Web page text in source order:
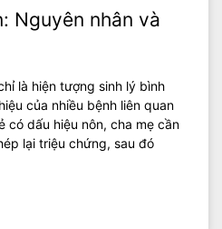
Nguyên nhân và
là hiện tượng sinh lý bình
của nhiều bệnh liên quan
có dấu hiệu nôn, cha mẹ cần
lại triệu chứng, sau đó